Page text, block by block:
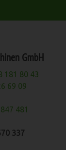
GmbH
181 80 43
69 09
481
337